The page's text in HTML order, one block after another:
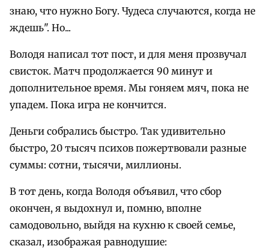
знаю, что нужно Богу. Чудеса случаются, когда не
ждешь". Но...
Володя написал тот пост, и для меня прозвучал
свисток. Матч продолжается 90 минут и
дополнительное время. Мы гоняем мяч, пока не
упадем. Пока игра не кончится.
Деньги собрались быстро. Так удивительно
быстро, 20 тысяч психов пожертвовали разные
суммы: сотни, тысячи, миллионы.
В тот день, когда Володя объявил, что сбор
окончен, я выдохнул и, помню, вполне
самодовольно, выйдя на кухню к своей семье,
сказал, изображая равнодушие: